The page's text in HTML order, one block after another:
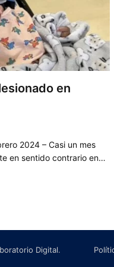
en
2024 – Casi un mes
en sentido contrario en…
Digital.